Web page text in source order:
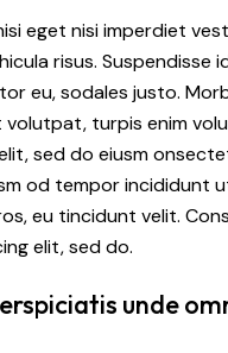
eget nisi imperdiet
risus. Suspendisse
eu, sodales justo.
volutpat, turpis enim
sed do eiusm
od tempor incididunt
eu tincidunt velit.
elit, sed do.
unde